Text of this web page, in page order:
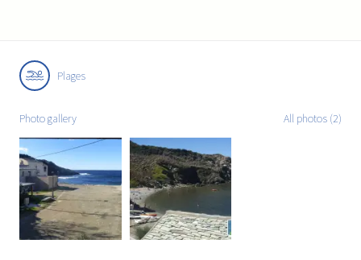
Plages
Photo gallery All photos (2)